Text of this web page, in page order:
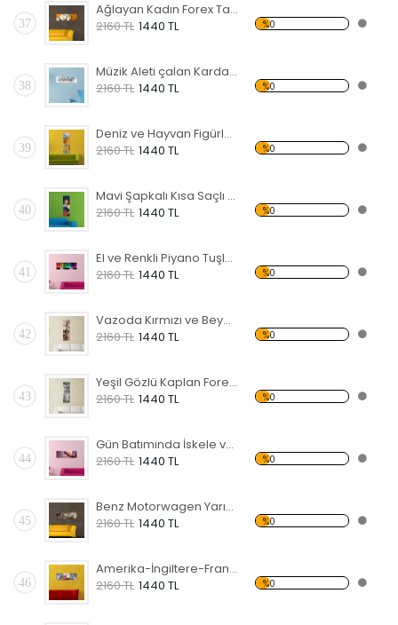
37
Ağlayan Kadın Forex Tablo
2160 TL 1440 TL %0
38
Müzik Aleti çalan Kardan Adamlar Forex Tablo
2160 TL 1440 TL %0
39
Deniz ve Hayvan Figürlü Forex Tablo
2160 TL 1440 TL %0
40
Mavi Şapkalı Kısa Saçlı Kadın Forex Tablo
2160 TL 1440 TL %0
41
El ve Renkli Piyano Tuşları Forex Tablo
2160 TL 1440 TL %0
42
Vazoda Kırmızı ve Beyaz Çiçek Forex Tablo
2160 TL 1440 TL %0
43
Yeşil Gözlü Kaplan Forex Tablo
2160 TL 1440 TL %0
44
Gün Batımında İskele ve Deniz Forex Tablo
2160 TL 1440 TL %0
45
Benz Motorwagen Yarış Arabası Forex Tablo
2160 TL 1440 TL %0
46
Amerika-İngiltere-Fransa Simgeleri Forex Tablo
2160 TL 1440 TL %0